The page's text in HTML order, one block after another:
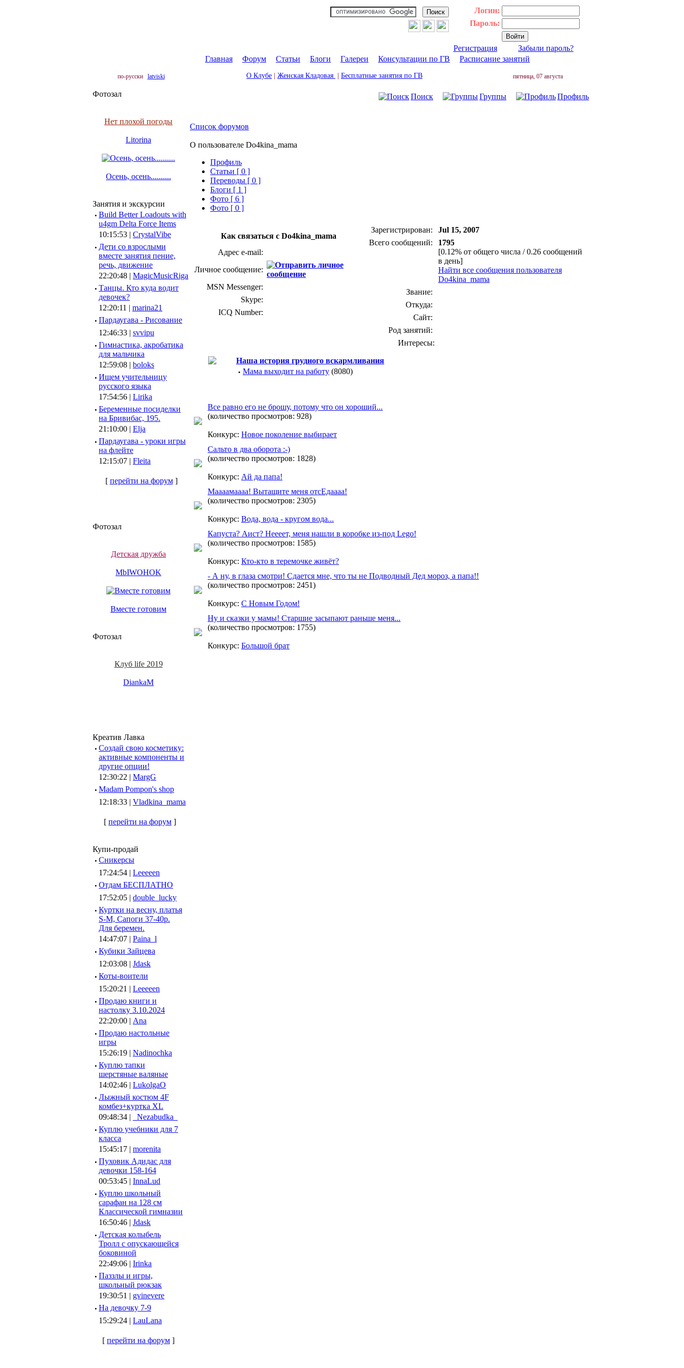
Логин:
Пароль:
Регистрация
Забыли пароль?
Главная
Форум Статьи Блоги Галереи Консультации по ГВ Расписание занятий
по-русски latviski О Клубе Женская Кладовая Бесплатные занятия по ГВ пятница, 07 августа
Фотозал
Нет плохой погоды
Litorina
Осень, осень..........
Занятия и экскурсии
· Build Better Loadouts with
u4gm Delta Force Items
10:15:53 | CrystalVibe
· Дети со взрослыми
вместе занятия пение,
речь, движение
22:20:48 | MagicMusicRiga
· Танцы. Кто куда водит
девочек?
12:20:11 | marina21
· Пардаугава - Рисование
12:46:33 | svvipu
· Гимнастика, акробатика
для мальчика
12:59:08 | boloks
· Ищем учительницу
русского языка
17:54:56 | Lirika
· Беременные посиделки
на Бривибас, 195.
21:10:00 | Elja
· Пардаугава - уроки игры
на флейте
12:15:07 | Fleita
[ перейти на форум]
Фотозал
Детская дружба
MbIWOHOK
Вместе готовим
Фотозал
Клуб life 2019
DiankaM
Креатив Лавка
· Создай свою косметику:
активные компоненты и
другие опции!
12:30:22 | MargG
· Madam Pompon's shop
12:18:33 | Vladkina_mama
[ перейти на форум ]
Купи-продай
· Сникерсы
17:24:54 | Leeeeen
· Отдам БЕСПЛАТНО
17:52:05 | double_lucky
· Куртки на весну, платья
S-M, Сапоги 37-40р.
Для беремен.
14:47:07 | Paina_l
· Кубики Зайцева
12:03:08 | Jdask
· Коты-воители
15:20:21 | Leeeeen
· Продаю книги и
настолку 3.10.2024
22:20:00 | Ana
· Продаю настольные
игры
15:26:19 | Nadinochka
· Куплю тапки
шерстяные валяные
14:02:46 | LukolgaO
· Лыжный костюм 4F
комбез+куртка XL
09:48:34 |
_Nezabudka_
· Куплю учебники для 7
класса
15:45:17 | morenita
· Пуховик Адидас для
девочки 158-164
00:53:45 | InnaLud
· Куплю школьный
сарафан на 128 см
Классической гимназии
16:50:46 | Jdask
· Детская колыбель
Тролл с опускающейся
боковиной
22:49:06 | Irinka
· Паззлы и игры,
школьный рюкзак
19:30:51 | gvinevere
· Hа девочку 7-9
15:29:24 | LauLana
[ перейти на форум ]
Поиск Группы Профиль
Список форумов
О пользователе Do4kina_mama
Профиль
Cтатьи [ 0 ]
Переводы [ 0 ]
Блоги [ 1 ]
Фото [ 6 ]
Фото [ 0 ]
Зарегистрирован:
Jul 15, 2007
Всего сообщений:
1795
[0.12% от общего числа / 0.26 сообщений
в день]
Найти все сообщения пользователя
Do4kina_mama
Звание:
Откуда:
Сайт:
Род занятий:
Интересы:
Как связаться с Do4kina_mama
Адрес e-mail:
Личное сообщение:
MSN Messenger:
Skype:
ICQ Number:
Наша история грудного вскармливания
· Мама выходит на работу (8080)
Все равно его не брошу, потому что он хороший...
(количество просмотров: 928)
Конкурс: Новое поколение выбирает
Сальто в два оборота :-)
(количество просмотров: 1828)
Конкурс: Ай да папа!
Маааамаааа! Вытащите меня отсЕдаааа!
(количество просмотров: 2305)
Конкурс: Вода, вода - кругом вода...
Капуста? Аист? Неееет, меня нашли в коробке из-под Lego!
(количество просмотров: 1585)
Конкурс: Кто-кто в теремочке живёт?
- А ну, в глаза смотри! Сдается мне, что ты не Подводный Дед мороз, а папа!!
(количество просмотров: 2451)
Конкурс: С Новым Годом!
Ну и сказки у мамы! Старшие засыпают раньше меня...
(количество просмотров: 1755)
Конкурс: Большой брат